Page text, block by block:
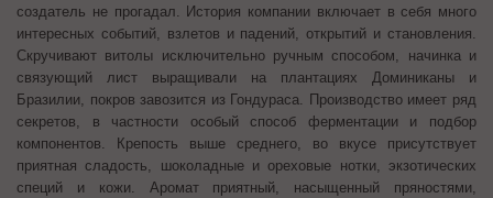
создатель не прогадал. История компании включает в себя много
интересных событий, взлетов и падений, открытий и становления.
Скручивают витолы исключительно ручным способом, начинка и
связующий лист выращивали на плантациях Доминиканы и
Бразилии, покров завозится из Гондураса. Производство имеет ряд
секретов, в частности особый способ ферментации и подбор
компонентов. Крепость выше среднего, во вкусе присутствует
приятная сладость, шоколадные и ореховые нотки, экзотических
специй и кожи. Аромат приятный, насыщенный пряностями,